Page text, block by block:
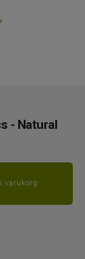
- Natural
varukorg